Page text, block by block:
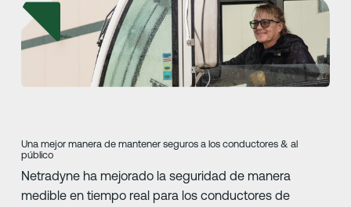
Una mejor manera de mantener seguros a los conductores & al
público
Netradyne ha mejorado la seguridad de manera
medible en tiempo real para los conductores de